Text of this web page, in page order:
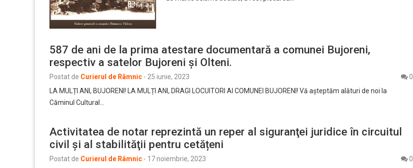
587 de ani de la prima atestare documentară a comunei Bujoreni,
respectiv a satelor Bujoreni și Olteni.
Postat de Curierul de Râmnic - 25 iunie, 2023
0
LA MULȚI ANI, BUJORENI! LA MULȚI ANI, DRAGI LOCUITORI AI COMUNEI BUJORENI! Vă așteptăm alături de noi la
Căminul Cultural…
Activitatea de notar reprezintă un reper al siguranţei juridice în circuitul
civil şi al stabilităţii pentru cetățeni
Postat de Curierul de Râmnic - 17 noiembrie, 2023
0